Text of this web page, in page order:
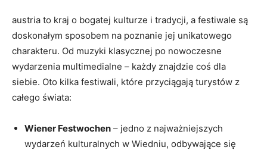
austria to kraj o bogatej kulturze i tradycji,⁣ a festiwale są
doskonałym sposobem na poznanie jej unikatowego
charakteru. Od muzyki klasycznej po nowoczesne
wydarzenia multimedialne – każdy znajdzie coś dla
siebie. Oto kilka ​festiwali, które przyciągają ​turystów z
całego świata:
Wiener Festwochen – jedno z najważniejszych
wydarzeń kulturalnych w Wiedniu,‍ odbywające⁢ się